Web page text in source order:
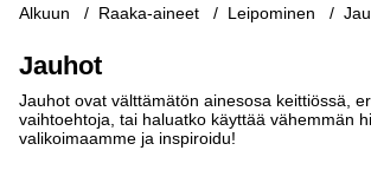
Alkuun Raaka-aineet Leipominen
Jauhot
Jauhot ovat välttämätön ainesosa keittiössä,
vaihtoehtoja, tai haluatko käyttää vähemmän
valikoimaamme ja inspiroidu!